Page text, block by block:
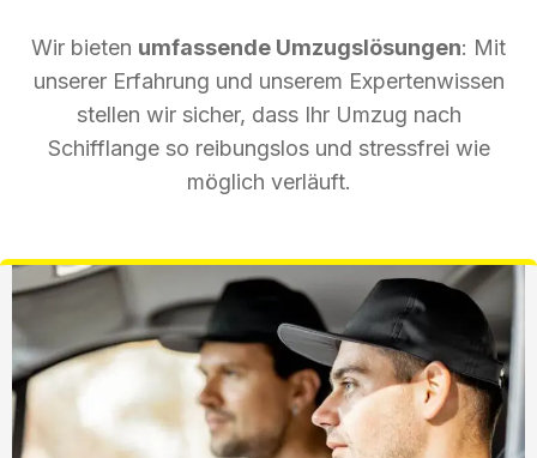
Wir bieten umfassende Umzugslösungen: Mit
unserer Erfahrung und unserem Expertenwissen
stellen wir sicher, dass Ihr Umzug nach
Schifflange so reibungslos und stressfrei wie
möglich verläuft.